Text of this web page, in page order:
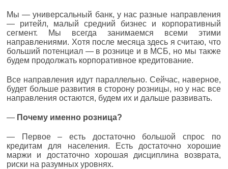
Мы — универсальный банк, у нас разные направления
— ритейл, малый средний бизнес и корпоративный
сегмент. Мы всегда занимаемся всеми этими
направлениями. Хотя после месяца здесь я считаю, что
больший потенциал — в рознице и в МСБ, но мы также
будем продолжать корпоративное кредитование.
Все направления идут параллельно. Сейчас, наверное,
будет больше развития в сторону розницы, но у нас все
направления остаются, будем их и дальше развивать.
— Почему именно розница?
— Первое – есть достаточно большой спрос по
кредитам для населения. Есть достаточно хорошие
маржи и достаточно хорошая дисциплина возврата,
риски на разумных уровнях.